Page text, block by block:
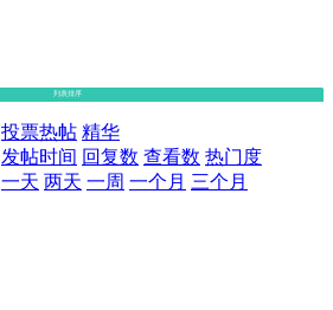
列表排序
投票热帖 精华
发帖时间 回复数 查看数 热门度
一天 两天 一周 一个月 三个月